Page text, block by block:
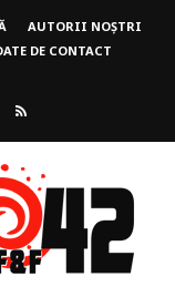
AUTORII NOȘTRI
DE CONTACT